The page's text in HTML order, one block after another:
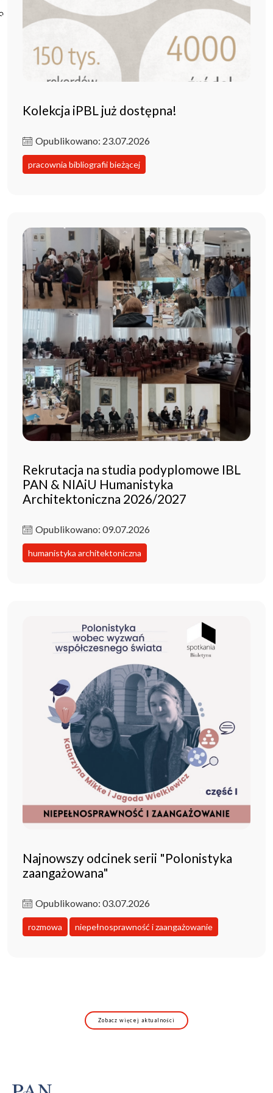
Poczta ibl.waw.pl
Kontakt
Kolekcja iPBL już dostępna!
Opublikowano: 23.07.2026
pracownia bibliografii bieżącej
Rekrutacja na studia podyplomowe IBL
PAN & NIAiU Humanistyka
Architektoniczna 2026/2027
Opublikowano: 09.07.2026
humanistyka architektoniczna
Najnowszy odcinek serii "Polonistyka
zaangażowana"
Opublikowano: 03.07.2026
rozmowa niepełnosprawność i zaangażowanie
Zobacz więcej aktualności